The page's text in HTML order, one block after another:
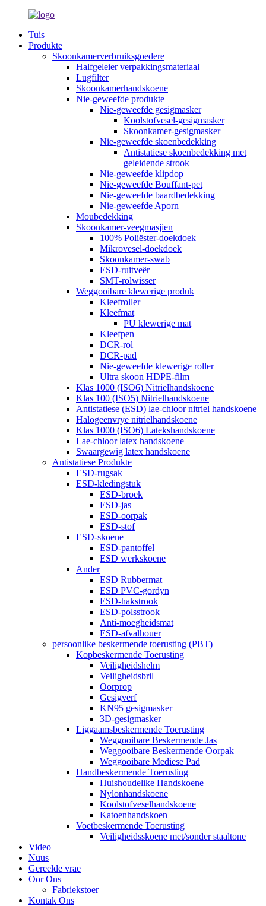
Tuis
Produkte
Skoonkamerverbruiksgoedere
Halfgeleier verpakkingsmateriaal
Lugfilter
Skoonkamerhandskoene
Nie-geweefde produkte
Nie-geweefde gesigmasker
Koolstofvesel-gesigmasker
Skoonkamer-gesigmasker
Nie-geweefde skoenbedekking
Antistatiese skoenbedekking met
geleidende strook
Nie-geweefde klipdop
Nie-geweefde Bouffant-pet
Nie-geweefde baardbedekking
Nie-geweefde Aporn
Moubedekking
Skoonkamer-veegmasjien
100% Poliëster-doekdoek
Mikrovesel-doekdoek
Skoonkamer-swab
ESD-ruitveër
SMT-rolwisser
Weggooibare klewerige produk
Kleefroller
Kleefmat
PU klewerige mat
Kleefpen
DCR-rol
DCR-pad
Nie-geweefde klewerige roller
Ultra skoon HDPE-film
Klas 1000 (ISO6) Nitrielhandskoene
Klas 100 (ISO5) Nitrielhandskoene
Antistatiese (ESD) lae-chloor nitriel handskoene
Halogeenvrye nitrielhandskoene
Klas 1000 (ISO6) Latekshandskoene
Lae-chloor latex handskoene
Swaargewig latex handskoene
Antistatiese Produkte
ESD-rugsak
ESD-kledingstuk
ESD-broek
ESD-jas
ESD-oorpak
ESD-stof
ESD-skoene
ESD-pantoffel
ESD werkskoene
Ander
ESD Rubbermat
ESD PVC-gordyn
ESD-hakstrook
ESD-polsstrook
Anti-moegheidsmat
ESD-afvalhouer
persoonlike beskermende toerusting (PBT)
Kopbeskermende Toerusting
Veiligheidshelm
Veiligheidsbril
Oorprop
Gesigverf
KN95 gesigmasker
3D-gesigmasker
Liggaamsbeskermende Toerusting
Weggooibare Beskermende Jas
Weggooibare Beskermende Oorpak
Weggooibare Mediese Pad
Handbeskermende Toerusting
Huishoudelike Handskoene
Nylonhandskoene
Koolstofveselhandskoene
Katoenhandskoen
Voetbeskermende Toerusting
Veiligheidsskoene met/sonder staaltone
Video
Nuus
Gereelde vrae
Oor Ons
Fabriekstoer
Kontak Ons